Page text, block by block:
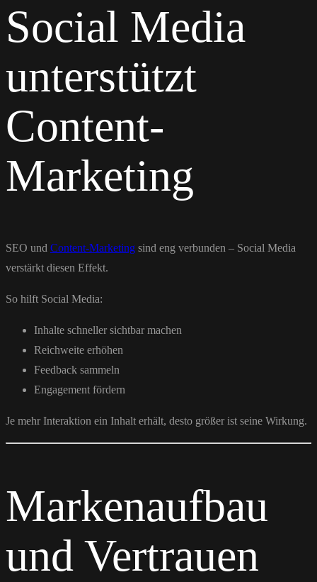
Social Media
unterstützt
Content-
Marketing
SEO und Content-Marketing sind eng verbunden – Social Media
verstärkt diesen Effekt.
So hilft Social Media:
Inhalte schneller sichtbar machen
Reichweite erhöhen
Feedback sammeln
Engagement fördern
Je mehr Interaktion ein Inhalt erhält, desto größer ist seine Wirkung.
Markenaufbau
und Vertrauen